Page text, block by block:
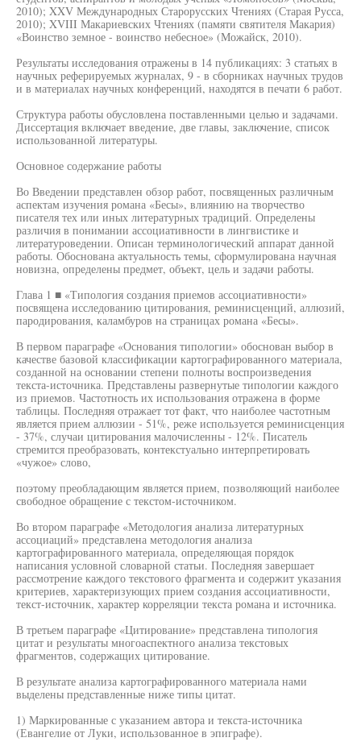
2010); XXV Международных Старорусских Чтениях (Старая Русса,
2010); XVIII Макариевских Чтениях (памяти святителя Макария)
«Воинство земное - воинство небесное» (Можайск, 2010).
Результаты исследования отражены в 14 публикациях: 3 статьях в
научных реферируемых журналах, 9 - в сборниках научных трудов
и в материалах научных конференций, находятся в печати 6 работ.
Структура работы обусловлена поставленными целью и задачами.
Диссертация включает введение, две главы, заключение, список
использованной литературы.
Основное содержание работы
Во Введении представлен обзор работ, посвященных различным
аспектам изучения романа «Бесы», влиянию на творчество
писателя тех или иных литературных традиций. Определены
различия в понимании ассоциативности в лингвистике и
литературоведении. Описан терминологический аппарат данной
работы. Обоснована актуальность темы, сформулирована научная
новизна, определены предмет, объект, цель и задачи работы.
Глава 1 ■ «Типология создания приемов ассоциативности»
посвящена исследованию цитирования, реминисценций, аллюзий,
пародирования, каламбуров на страницах романа «Бесы».
В первом параграфе «Основания типологии» обоснован выбор в
качестве базовой классификации картографированного материала,
созданной на основании степени полноты воспроизведения
текста-источника. Представлены развернутые типологии каждого
из приемов. Частотность их использования отражена в форме
таблицы. Последняя отражает тот факт, что наиболее частотным
является прием аллюзии - 51%, реже используется реминисценция
- 37%, случаи цитирования малочисленны - 12%. Писатель
стремится преобразовать, контекстуально интерпретировать
«чужое» слово,
поэтому преобладающим является прием, позволяющий наиболее
свободное обращение с текстом-источником.
Во втором параграфе «Методология анализа литературных
ассоциаций» представлена методология анализа
картографированного материала, определяющая порядок
написания условной словарной статьи. Последняя завершает
рассмотрение каждого текстового фрагмента и содержит указания
критериев, характеризующих прием создания ассоциативности,
текст-источник, характер корреляции текста романа и источника.
В третьем параграфе «Цитирование» представлена типология
цитат и результаты многоаспектного анализа текстовых
фрагментов, содержащих цитирование.
В результате анализа картографированного материала нами
выделены представленные ниже типы цитат.
1) Маркированные с указанием автора и текста-источника
(Евангелие от Луки, использованное в эпиграфе).